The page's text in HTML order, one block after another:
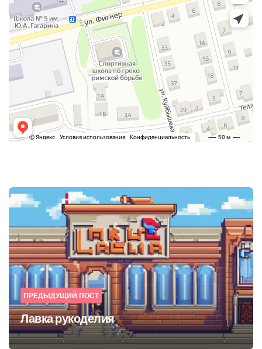
Post
navigation
ПРЕДЫДУЩИЙ ПОСТ
Лавка рукоделия